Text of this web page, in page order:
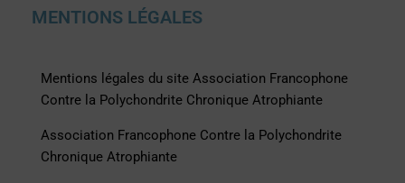
MENTIONS LÉGALES
Mentions légales du site Association Francophone
Contre la Polychondrite Chronique Atrophiante
Association Francophone Contre la Polychondrite
Chronique Atrophiante